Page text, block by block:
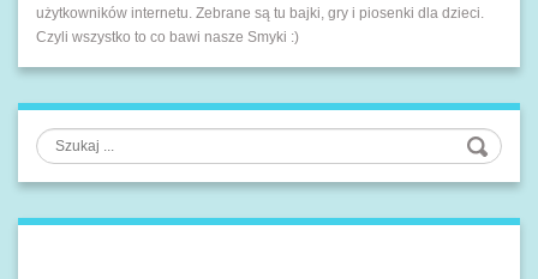
użytkowników internetu. Zebrane są tu bajki, gry i piosenki dla dzieci.
Czyli wszystko to co bawi nasze Smyki :)
Szukaj